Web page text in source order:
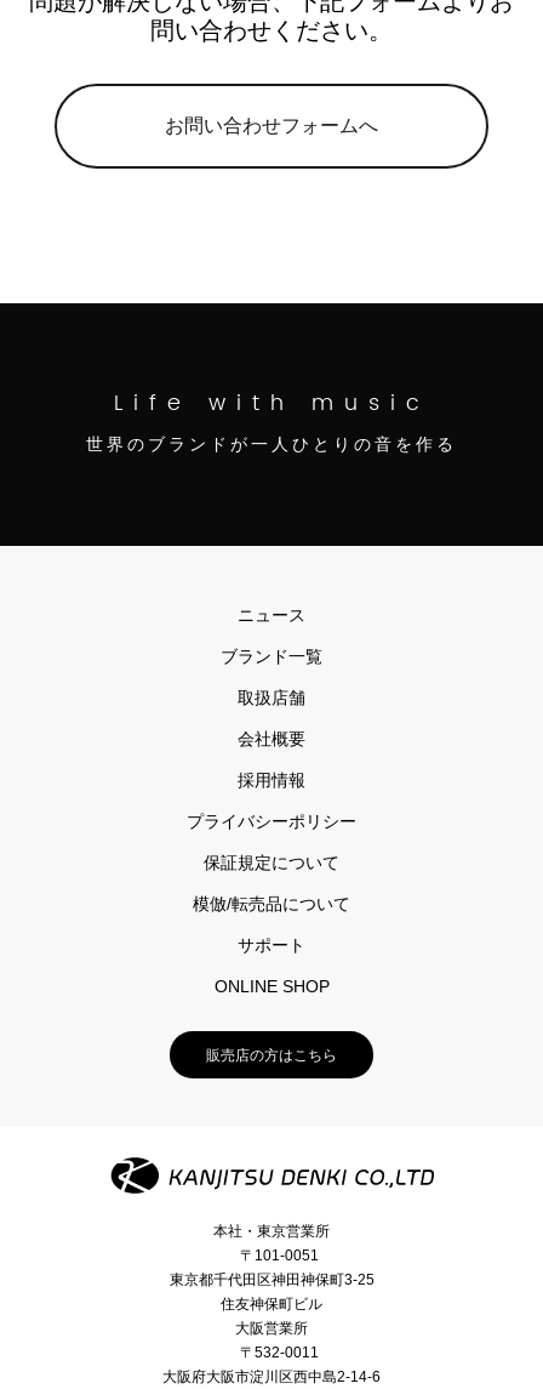
問い合わせください。
お問い合わせフォームへ
Life with music
世界のブランドが一人ひとりの音を作る
ニュース
ブランド一覧
取扱店舗
会社概要
採用情報
プライバシーポリシー
保証規定について
模倣/転売品について
サポート
ONLINE SHOP
販売店の方はこちら
本社・東京営業所
〒101-0051
東京都千代田区神田神保町3-25
住友神保町ビル
大阪営業所
〒532-0011
大阪府大阪市淀川区西中島2-14-6